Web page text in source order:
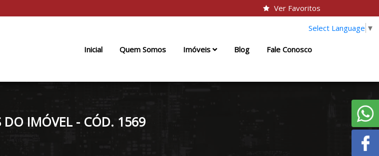
Ver Favoritos
Select Language ▼
Inicial Quem Somos Imóveis Blog Fale Conosco
DO IMÓVEL - CÓD. 1569